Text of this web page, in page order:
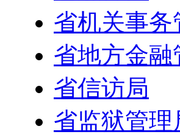
省机关事务
省地方金融
省信访局
省监狱管理